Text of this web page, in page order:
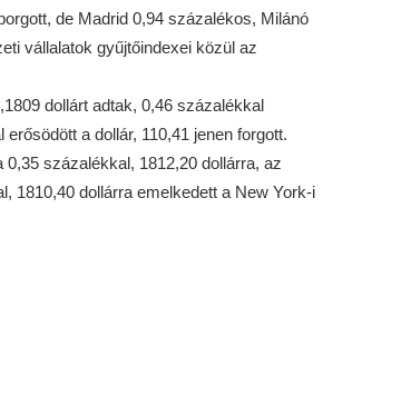
de Madrid 0,94 százalékos, Milánó
vállalatok gyűjtőindexei közül az
dollárt adtak, 0,46 százalékkal
a dollár, 110,41 jenen forgott.
százalékkal, 1812,20 dollárra, az
1810,40 dollárra emelkedett a New York-i